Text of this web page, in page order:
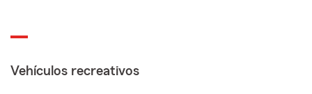
Vehículos recreativos